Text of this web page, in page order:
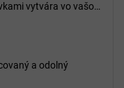
vytvára vo vašom
a odolný